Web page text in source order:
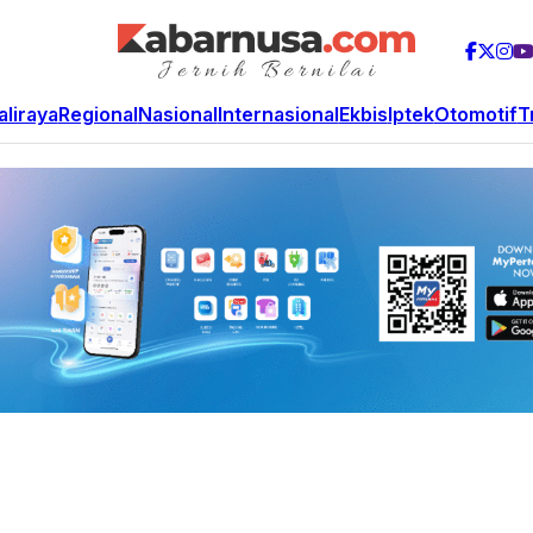
RegionalNasionalInternasionalEkbisIptekOtomotif